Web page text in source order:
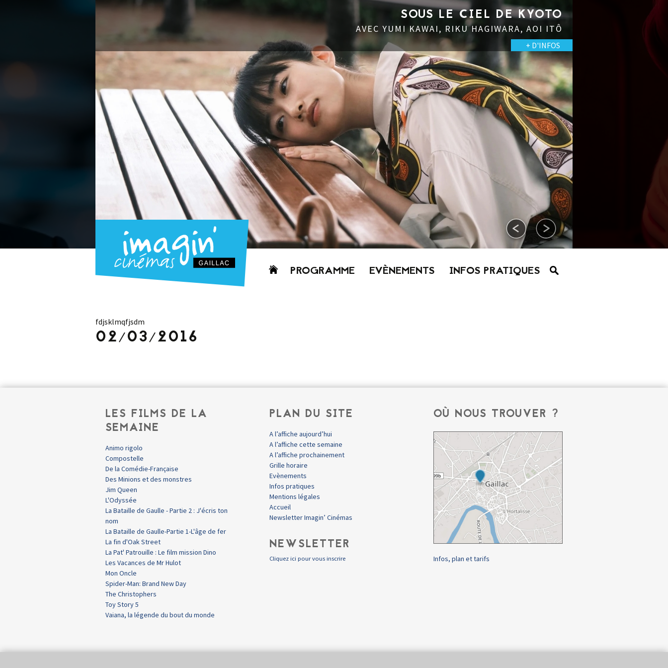
SOUS LE CIEL DE KYOTO
AVEC YUMI KAWAI, RIKU HAGIWARA, AOI ITÔ
+ D'INFOS
Aller
PROGRAMME EVÈNEMENTS INFOS PRATIQUES
fdjsklmqfjsdm
02/03/2016
LES FILMS DE LA
SEMAINE
Animo rigolo
Compostelle
De la Comédie-Française
Des Minions et des monstres
Jim Queen
L'Odyssée
La Bataille de Gaulle - Partie 2 : J'écris ton
nom
La Bataille de Gaulle-Partie 1-L'âge de fer
La fin d'Oak Street
La Pat' Patrouille : Le film mission Dino
Les Vacances de Mr Hulot
Mon Oncle
Spider-Man: Brand New Day
The Christophers
Toy Story 5
Vaiana, la légende du bout du monde
PLAN DU SITE
A l’affiche aujourd’hui
A l’affiche cette semaine
A l’affiche prochainement
Grille horaire
Evènements
Infos pratiques
Mentions légales
Accueil
Newsletter Imagin’ Cinémas
NEWSLETTER
Cliquez ici pour vous inscrire
OÙ NOUS TROUVER ?
Infos, plan et tarifs